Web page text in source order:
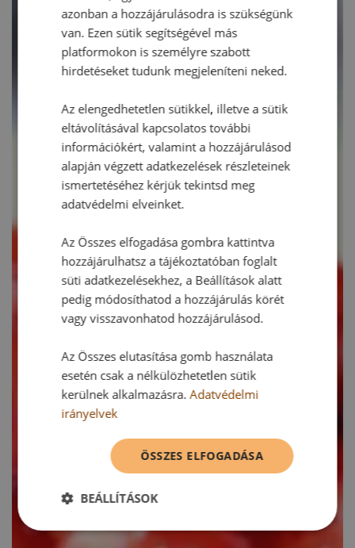
azonban a hozzájárulásodra is szükségünk
van. Ezen sütik segítségével más
platformokon is személyre szabott
hirdetéseket tudunk megjeleníteni neked.
Az elengedhetetlen sütikkel, illetve a sütik
eltávolításával kapcsolatos további
információkért, valamint a hozzájárulásod
alapján végzett adatkezelések részleteinek
ismertetéséhez kérjük tekintsd meg
adatvédelmi elveinket.
Az Összes elfogadása gombra kattintva
hozzájárulhatsz a tájékoztatóban foglalt
süti adatkezelésekhez, a Beállítások alatt
pedig módosíthatod a hozzájárulás körét
vagy visszavonhatod hozzájárulásod.
Az Összes elutasítása gomb használata
esetén csak a nélkülözhetetlen sütik
kerülnek alkalmazásra.Adatvédelmi
irányelvek
ÖSSZES ELFOGADÁSA
BEÁLLÍTÁSOK